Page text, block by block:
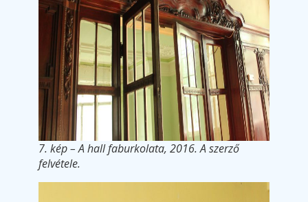
7. kép – A hall faburkolata, 2016. A szerző
felvétele.